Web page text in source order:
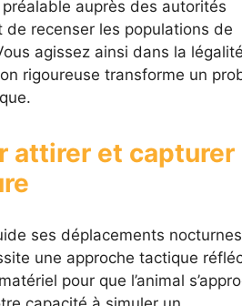
auprès des autorités
recenser les populations de
agissez ainsi dans la
rigoureuse transforme un
attirer et capturer
ses déplacements
une approche tactique
pour que l’animal